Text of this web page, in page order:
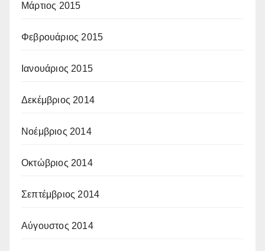
Μάρτιος 2015
Φεβρουάριος 2015
Ιανουάριος 2015
Δεκέμβριος 2014
Νοέμβριος 2014
Οκτώβριος 2014
Σεπτέμβριος 2014
Αύγουστος 2014